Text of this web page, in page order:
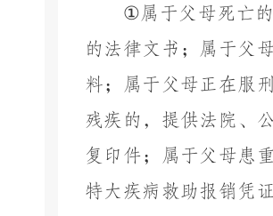
①属于父母死亡
的法律文书；属于父
料；属于父母正在服
残疾的，提供法院、
复印件；属于父母患
特大疾病救助报销凭